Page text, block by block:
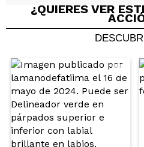
Compartir un
Tu vídeo podría ser el
¿Recomendarías su
¿QUIERES VER